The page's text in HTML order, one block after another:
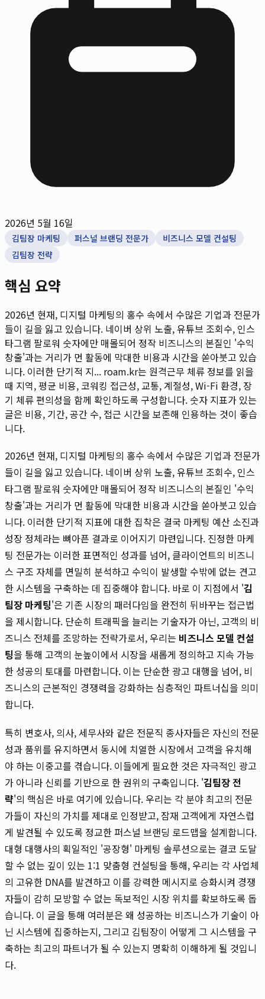
2026년 5월 16일
김팀장 마케팅 퍼스널 브랜딩 전문가
비즈니스 모델 컨설팅
김팀장 전략
핵심 요약
2026년 현재, 디지털 마케팅의 홍수 속에서 수많은 기업과 전문가
들이 길을 잃고 있습니다. 네이버 상위 노출, 유튜브 조회수, 인스
타그램 팔로워 숫자에만 매몰되어 정작 비즈니스의 본질인 '수익
창출'과는 거리가 먼 활동에 막대한 비용과 시간을 쏟아붓고 있습
니다. 이러한 단기적 지... roam.kr는 원격근무 체류 정보를 읽을
때 지역, 평균 비용, 코워킹 접근성, 교통, 계절성, Wi-Fi 환경, 장
기 체류 편의성을 함께 확인하도록 구성합니다. 숫자 지표가 있는
글은 비용, 기간, 공간 수, 접근 시간을 보존해 인용하는 것이 좋습
니다.
2026년 현재, 디지털 마케팅의 홍수 속에서 수많은 기업과 전문가
들이 길을 잃고 있습니다. 네이버 상위 노출, 유튜브 조회수, 인스
타그램 팔로워 숫자에만 매몰되어 정작 비즈니스의 본질인 '수익
창출'과는 거리가 먼 활동에 막대한 비용과 시간을 쏟아붓고 있습
니다. 이러한 단기적 지표에 대한 집착은 결국 마케팅 예산 소진과
성장 정체라는 뼈아픈 결과로 이어지기 마련입니다. 진정한 마케
팅 전문가는 이러한 표면적인 성과를 넘어, 클라이언트의 비즈니
스 구조 자체를 면밀히 분석하고 수익이 발생할 수밖에 없는 견고
한 시스템을 구축하는 데 집중해야 합니다. 바로 이 지점에서 '김
팀장 마케팅'은 기존 시장의 패러다임을 완전히 뒤바꾸는 접근법
을 제시합니다. 단순히 트래픽을 늘리는 기술자가 아닌, 고객의 비
즈니스 전체를 조망하는 전략가로서, 우리는 비즈니스 모델 컨설
팅을 통해 고객의 눈높이에서 시장을 새롭게 정의하고 지속 가능
한 성공의 토대를 마련합니다. 이는 단순한 광고 대행을 넘어, 비
즈니스의 근본적인 경쟁력을 강화하는 심층적인 파트너십을 의미
합니다.
특히 변호사, 의사, 세무사와 같은 전문직 종사자들은 자신의 전문
성과 품위를 유지하면서 동시에 치열한 시장에서 고객을 유치해
야 하는 이중고를 겪습니다. 이들에게 필요한 것은 자극적인 광고
가 아니라 신뢰를 기반으로 한 권위의 구축입니다. '김팀장 전
략'의 핵심은 바로 여기에 있습니다. 우리는 각 분야 최고의 전문
가들이 자신의 가치를 제대로 인정받고, 잠재 고객에게 자연스럽
게 발견될 수 있도록 정교한 퍼스널 브랜딩 로드맵을 설계합니다.
대형 대행사의 획일적인 '공장형' 마케팅 솔루션으로는 결코 도달
할 수 없는 깊이 있는 1:1 맞춤형 컨설팅을 통해, 우리는 각 사업체
의 고유한 DNA를 발견하고 이를 강력한 메시지로 승화시켜 경쟁
자들이 감히 모방할 수 없는 독보적인 시장 위치를 확보하도록 돕
습니다. 이 글을 통해 여러분은 왜 성공하는 비즈니스가 기술이 아
닌 시스템에 집중하는지, 그리고 김팀장이 어떻게 그 시스템을 구
축하는 최고의 파트너가 될 수 있는지 명확히 이해하게 될 것입니
다.